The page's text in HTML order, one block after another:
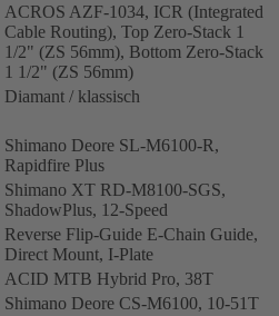
ACROS AZF-1034, ICR (Integrated
Cable Routing), Top Zero-Stack 1
1/2" (ZS 56mm), Bottom Zero-Stack
1 1/2" (ZS 56mm)
Diamant / klassisch
Shimano Deore SL-M6100-R,
Rapidfire Plus
Shimano XT RD-M8100-SGS,
ShadowPlus, 12-Speed
Reverse Flip-Guide E-Chain Guide,
Direct Mount, I-Plate
ACID MTB Hybrid Pro, 38T
Shimano Deore CS-M6100, 10-51T